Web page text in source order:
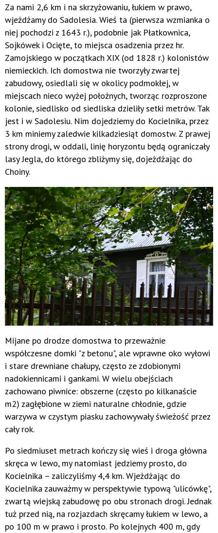
Za nami 2,6 km i na skrzyżowaniu, łukiem w prawo,
wjeżdżamy do Sadolesia. Wieś ta (pierwsza wzmianka o
niej pochodzi z 1643 r.), podobnie jak Płatkownica,
Sojkówek i Ocięte, to miejsca osadzenia przez hr.
Zamojskiego w początkach XIX (od 1828 r.) kolonistów
niemieckich. Ich domostwa nie tworzyły zwartej
zabudowy, osiedlali się w okolicy podmokłej, w
miejscach nieco wyżej położnych, tworząc rozproszone
kolonie, siedlisko od siedliska dzieliły setki metrów. Tak
jest i w Sadolesiu. Nim dojedziemy do Kocielnika, przez
3 km miniemy zaledwie kilkadziesiąt domostw. Z prawej
strony drogi, w oddali, linię horyzontu będą ograniczały
lasy Jegla, do którego zbliżymy się, dojeżdżając do
Choiny.
Mijane po drodze domostwa to przeważnie
współczesne domki "z betonu", ale wprawne oko wyłowi
i stare drewniane chałupy, często ze zdobionymi
nadokiennicami i gankami. W wielu obejściach
zachowano piwnice: obszerne (często po kilkanaście
m2) zagłębione w ziemi naturalne chłodnie, gdzie
warzywa w czystym piasku zachowywały świeżość przez
cały rok.
Po siedmiuset metrach kończy się wieś i droga główna
skręca w lewo, my natomiast jedziemy prosto, do
Kocielnika – zaliczyliśmy 4,4 km. Wjeżdżając do
Kocielnika zauważmy w perspektywie typową "ulicówkę",
zwartą wiejską zabudowę po obu stronach drogi. Jednak
tuż przed nią, na rozjazdach skręcamy łukiem w lewo, a
po 100 m w prawo i prosto. Po kolejnych 400 m, gdy